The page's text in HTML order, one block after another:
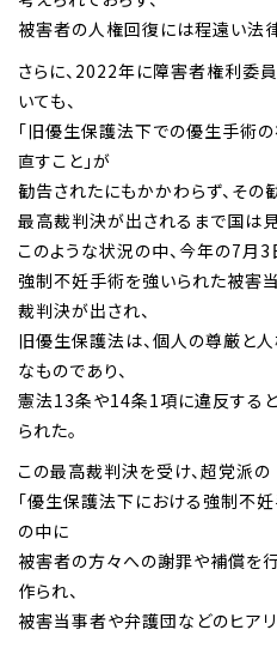
被害者の人権回復には程遠い法律
さらに、2022年に障害者権利委
いても、
「旧優生保護法下での優生手術
直すこと」が
勧告されたにもかかわらず、その
最高裁判決が出されるまで国は見
このような状況の中、今年の7月3
強制不妊手術を強いられた被害
裁判決が出され、
旧優生保護法は、個人の尊厳と
なものであり、
憲法13条や14条1項に違反する
られた。
この最高裁判決を受け、超党派の
「優生保護法下における強制不
の中に
被害者の方々への謝罪や補償を
作られ、
被害当事者や弁護団などのヒアリ